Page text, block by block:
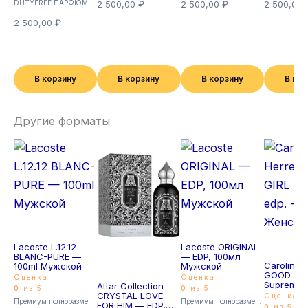
2 500,00 ₽
В корзину
2 500,00₽
В корзину
2 500,00 ₽
В корзину
2 500,00
В
Другие форматы
Премиум полноразмерные
Lacoste L.12.12
BLANC-PURE —
100ml Мужской
Оценка
0
из 5
Attar Collection
CRYSTAL LOVE
FOR HIM — EDP,
Премиум полноразмерные
Lacoste ORIGINAL
— EDP, 100мл
Мужской
Оценка
0
из 5
Carolina
GOOD
Supreme
80ml
Оценка